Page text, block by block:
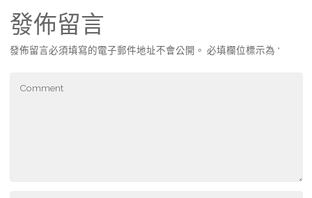
發佈留言
發佈留言必須填寫的電子郵件地址不會公開。 必填欄位標示為 *